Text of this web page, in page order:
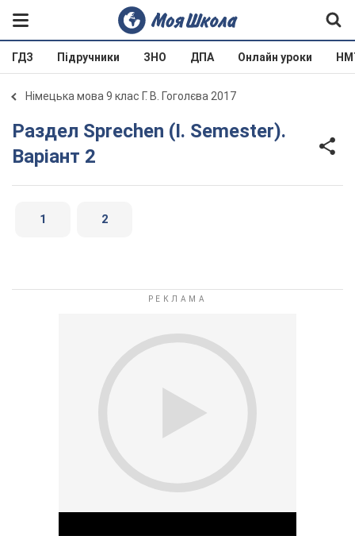
ГДЗ Підручники ЗНО ДПА Онлайн уроки
Німецька мова 9 клас Г. В. Гоголєва 2017
Раздел Sprechen (I. Semester).
Варіант 2
1 2